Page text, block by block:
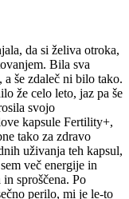
da si želiva otroka,
Bila sva
a še zdaleč ni bilo tako.
že celo leto, jaz pa še
svojo
kapsule Fertility+,
tako za zdravo
uživanja teh kapsul,
več energije in
sproščena. Po
perilo, mi je le-to